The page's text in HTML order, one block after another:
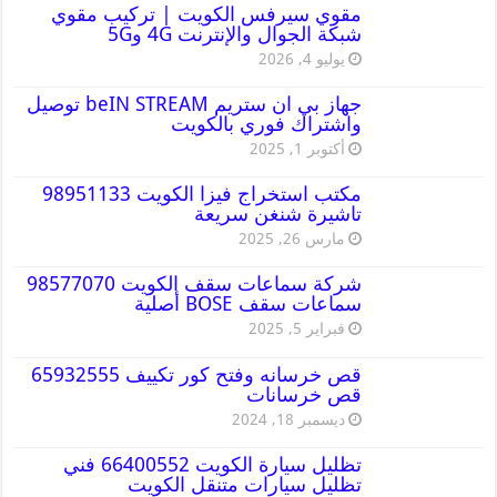
مقوي سيرفس الكويت | تركيب مقوي
شبكة الجوال والإنترنت 4G و5G
يوليو 4, 2026
جهاز بي ان ستريم beIN STREAM توصيل
واشتراك فوري بالكويت
أكتوبر 1, 2025
مكتب استخراج فيزا الكويت 98951133
تاشيرة شنغن سريعة
مارس 26, 2025
شركة سماعات سقف الكويت 98577070
سماعات سقف BOSE أصلية
فبراير 5, 2025
قص خرسانه وفتح كور تكييف 65932555
قص خرسانات
ديسمبر 18, 2024
تظليل سيارة الكويت 66400552 فني
تظليل سيارات متنقل الكويت